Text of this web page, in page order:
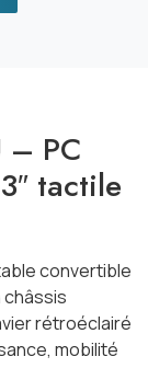
– PC
tactile
convertible
châssis
rétroéclairé
mobilité